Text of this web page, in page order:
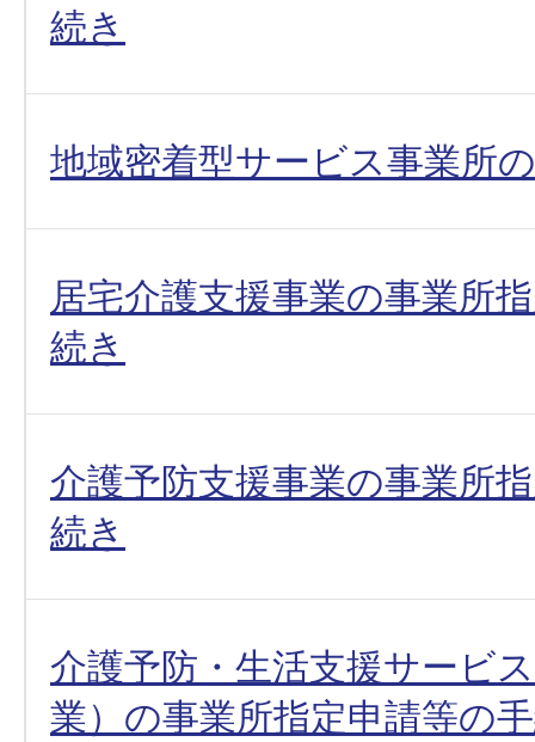
続き
地域密着型サービス事業所
居宅介護支援事業の事業所
続き
介護予防支援事業の事業所
続き
介護予防・生活支援サービ
業）の事業所指定申請等の